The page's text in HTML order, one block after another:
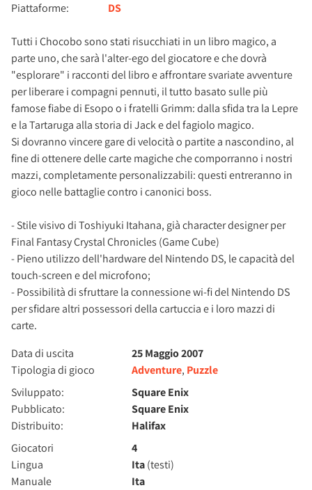
Piattaforme: DS
Tutti i Chocobo sono stati risucchiati in un libro magico, a
parte uno, che sarà l'alter-ego del giocatore e che dovrà
"esplorare" i racconti del libro e affrontare svariate avventure
per liberare i compagni pennuti, il tutto basato sulle più
famose fiabe di Esopo o i fratelli Grimm: dalla sfida tra la Lepre
e la Tartaruga alla storia di Jack e del fagiolo magico.
Si dovranno vincere gare di velocità o partite a nascondino, al
fine di ottenere delle carte magiche che comporranno i nostri
mazzi, completamente personalizzabili: questi entreranno in
gioco nelle battaglie contro i canonici boss.
- Stile visivo di Toshiyuki Itahana, già character designer per
Final Fantasy Crystal Chronicles (Game Cube)
- Pieno utilizzo dell'hardware del Nintendo DS, le capacità del
touch-screen e del microfono;
- Possibilità di sfruttare la connessione wi-fi del Nintendo DS
per sfidare altri possessori della cartuccia e i loro mazzi di
carte.
Data di uscita
25 Maggio 2007
Tipologia di gioco
Adventure, Puzzle
Sviluppato:
Square Enix
Pubblicato:
Square Enix
Distribuito:
Halifax
Giocatori
4
Lingua
Ita(testi)
Manuale
Ita